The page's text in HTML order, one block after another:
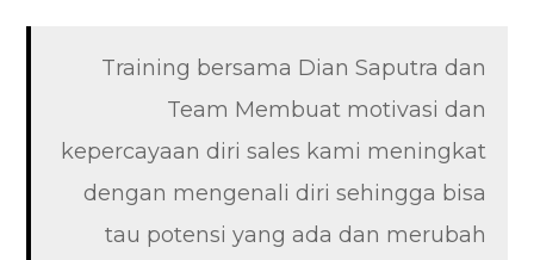
Training bersama Dian Saputra dan
Team Membuat motivasi dan
kepercayaan diri sales kami meningkat
dengan mengenali diri sehingga bisa
tau potensi yang ada dan merubah